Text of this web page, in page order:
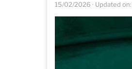
15/02/2026 · Updated